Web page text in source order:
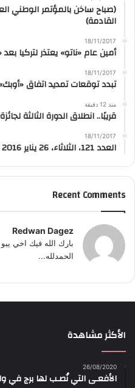
(صباح ساخن بالمؤتمر الوطني
القادمة)
18/11/2017
أمين عام «ناتو» يعتذر لتركيا
18/11/2017
تبدد توقعات تمديد اتفاق
منذ 12 دقيقة
قريبًا.. انطلاق الدورة الثالثة
18/11/2017
العدد 121، الثلاثاء، 26 يناير 2016
Recent Comments
Redwan Dagez
بارك الله فيك اخي
الحمدلله...
الأكثر مشاهدة
26/08/2020
الأفعـى التي نُصـب لها برج في